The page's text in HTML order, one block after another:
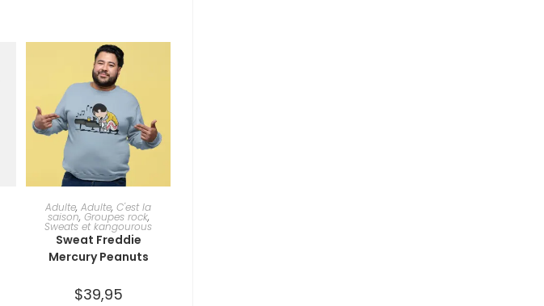
CHOIX DES OPTIONS
Adulte,Adulte,C'est la
saison, Groupes rock,
Sweats et kangourous
Sweat Freddie
Mercury Peanuts
$39,95